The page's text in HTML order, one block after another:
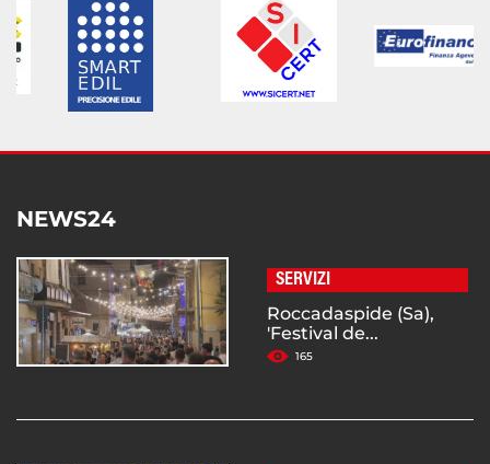
NEWS24
SERVIZI
Roccadaspide (Sa),
'Festival de...
165